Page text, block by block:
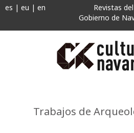
Trabajos de
es | eu | en
Revistas del
Gobierno de